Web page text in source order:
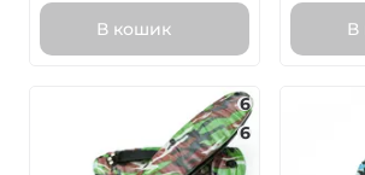
В кошик В
6
6